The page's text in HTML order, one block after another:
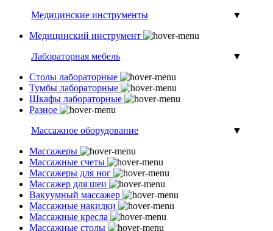
Медицинские инструменты
▼
Медицинский инструмент
Лабораторная мебель
▼
Столы лабораторные
Тумбы лабораторные
Шкафы лабораторные
Разное
Массажное оборудование
▼
Массажеры
Массажные счеты
Массажеры для ног
Массажер для шеи
Вакуумный массажер
Массажные накидки
Массажные кресла
Массажные столы